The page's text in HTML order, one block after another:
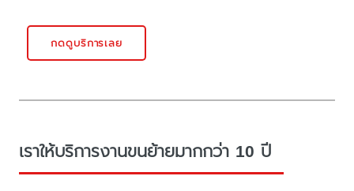
กดดูบริการเลย
เราให้บริการงานขนย้ายมากกว่า 10 ปี